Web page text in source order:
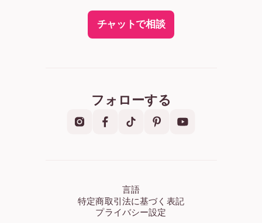
チャットで相談
フォローする
言語
特定商取引法に基づく表記
プライバシー設定